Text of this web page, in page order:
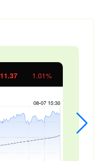
11.37 1.01%